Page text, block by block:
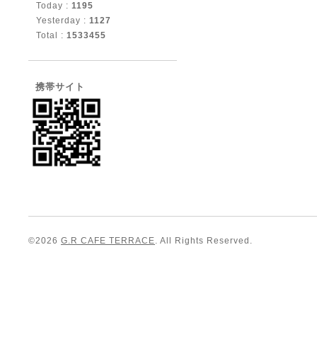
Today : 1195
Yesterday : 1127
Total : 1533455
携帯サイト
©2026 G.R CAFE TERRACE. All Rights Reserved.